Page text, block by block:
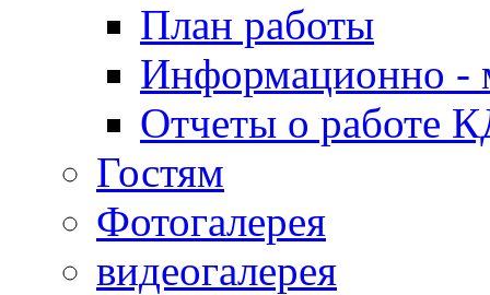
План работы
Информационно -
Отчеты о работе
Гостям
Фотогалерея
видеогалерея